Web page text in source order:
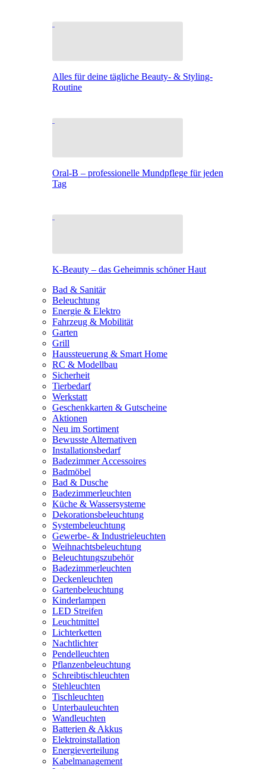
Alles für deine tägliche Beauty- & Styling-
Routine
Oral-B – professionelle Mundpflege für jeden
Tag
K-Beauty – das Geheimnis schöner Haut
Bad & Sanitär
Beleuchtung
Energie & Elektro
Fahrzeug & Mobilität
Garten
Grill
Haussteuerung & Smart Home
RC & Modellbau
Sicherheit
Tierbedarf
Werkstatt
Geschenkkarten & Gutscheine
Aktionen
Neu im Sortiment
Bewusste Alternativen
Installationsbedarf
Badezimmer Accessoires
Badmöbel
Bad & Dusche
Badezimmerleuchten
Küche & Wassersysteme
Dekorationsbeleuchtung
Systembeleuchtung
Gewerbe- & Industrieleuchten
Weihnachtsbeleuchtung
Beleuchtungszubehör
Badezimmerleuchten
Deckenleuchten
Gartenbeleuchtung
Kinderlampen
LED Streifen
Leuchtmittel
Lichterketten
Nachtlichter
Pendelleuchten
Pflanzenbeleuchtung
Schreibtischleuchten
Stehleuchten
Tischleuchten
Unterbauleuchten
Wandleuchten
Batterien & Akkus
Elektroinstallation
Energieverteilung
Kabelmanagement